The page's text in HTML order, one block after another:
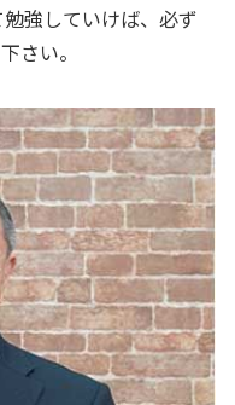
強していけば、必ず
さい。